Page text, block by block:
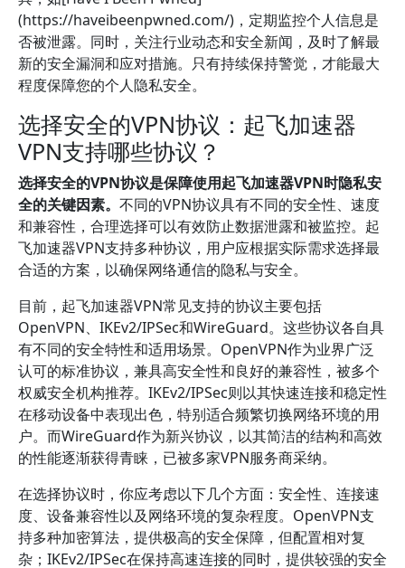
(https://haveibeenpwned.com/)，定期监控个人信息是
否被泄露。同时，关注行业动态和安全新闻，及时了解最
新的安全漏洞和应对措施。只有持续保持警觉，才能最大
程度保障您的个人隐私安全。
选择安全的VPN协议：起飞加速器
VPN支持哪些协议？
选择安全的VPN协议是保障使用起飞加速器VPN时隐私安
全的关键因素。 不同的VPN协议具有不同的安全性、速度
和兼容性，合理选择可以有效防止数据泄露和被监控。起
飞加速器VPN支持多种协议，用户应根据实际需求选择最
合适的方案，以确保网络通信的隐私与安全。
目前，起飞加速器VPN常见支持的协议主要包括
OpenVPN、IKEv2/IPSec和WireGuard。这些协议各自具
有不同的安全特性和适用场景。OpenVPN作为业界广泛
认可的标准协议，兼具高安全性和良好的兼容性，被多个
权威安全机构推荐。IKEv2/IPSec则以其快速连接和稳定性
在移动设备中表现出色，特别适合频繁切换网络环境的用
户。而WireGuard作为新兴协议，以其简洁的结构和高效
的性能逐渐获得青睐，已被多家VPN服务商采纳。
在选择协议时，你应考虑以下几个方面：安全性、连接速
度、设备兼容性以及网络环境的复杂程度。OpenVPN支
持多种加密算法，提供极高的安全保障，但配置相对复
杂；IKEv2/IPSec在保持高速连接的同时，提供较强的安全